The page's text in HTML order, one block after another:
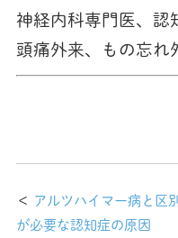
神経内科専門医、認
頭痛外来、もの忘れ
＜ アルツハイマー病と区別
が必要な認知症の原因